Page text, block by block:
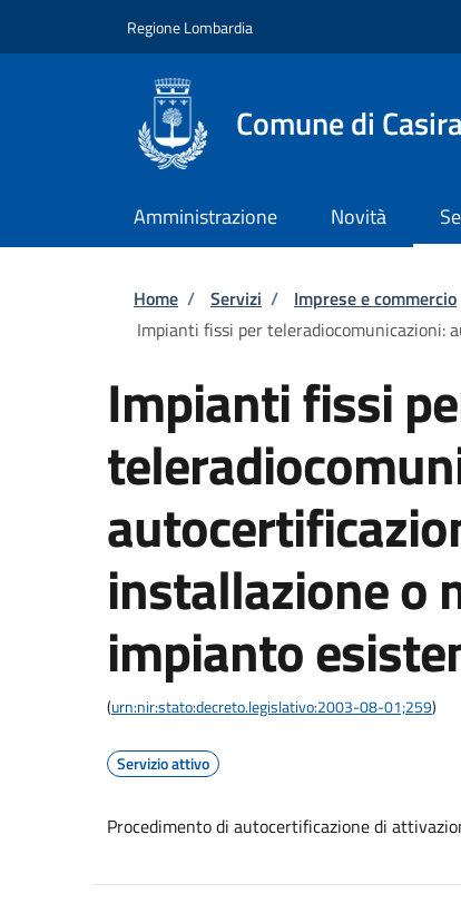
Regione Lombardia
Comune di
Amministrazione Novità
Briciole di pane
Home / Servizi / Imprese e commercio
Impianti fissi per teleradiocomunicazioni:
Impianti fissi
installazione o
impianto
(urn:nir:stato:decreto.legislativo:2003-08-01;259)
Servizio attivo
Procedimento di autocertificazione di